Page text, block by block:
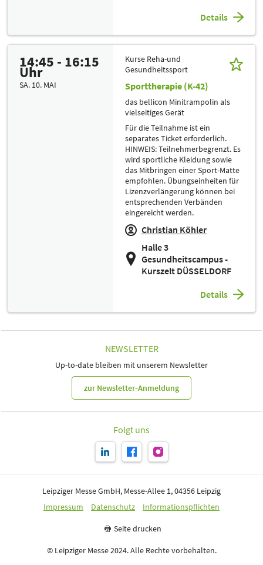
Details
14:45 - 16:15
Uhr
SA. 10. MAI
Kurse Reha-und
Gesundheitssport
Sporttherapie (K-42)
das bellicon Minitrampolin als
vielseitiges Gerät
Für die Teilnahme ist ein
separates Ticket erforderlich.
HINWEIS: Teilnehmerbegrenzt. Es
wird sportliche Kleidung sowie
das Mitbringen einer Sport-Matte
empfohlen. Übungseinheiten für
Lizenzverlängerung können bei
entsprechenden Verbänden
eingereicht werden.
Christian Köhler
Halle 3
Gesundheitscampus -
Kurszelt DÜSSELDORF
Details
NEWSLETTER
Up-to-date bleiben mit unserem Newsletter
zur Newsletter-Anmeldung
Folgt uns
Leipziger Messe GmbH, Messe-Allee 1, 04356 Leipzig
Impressum
Datenschutz Informationspflichten
Seite drucken
© Leipziger Messe 2024. Alle Rechte vorbehalten.